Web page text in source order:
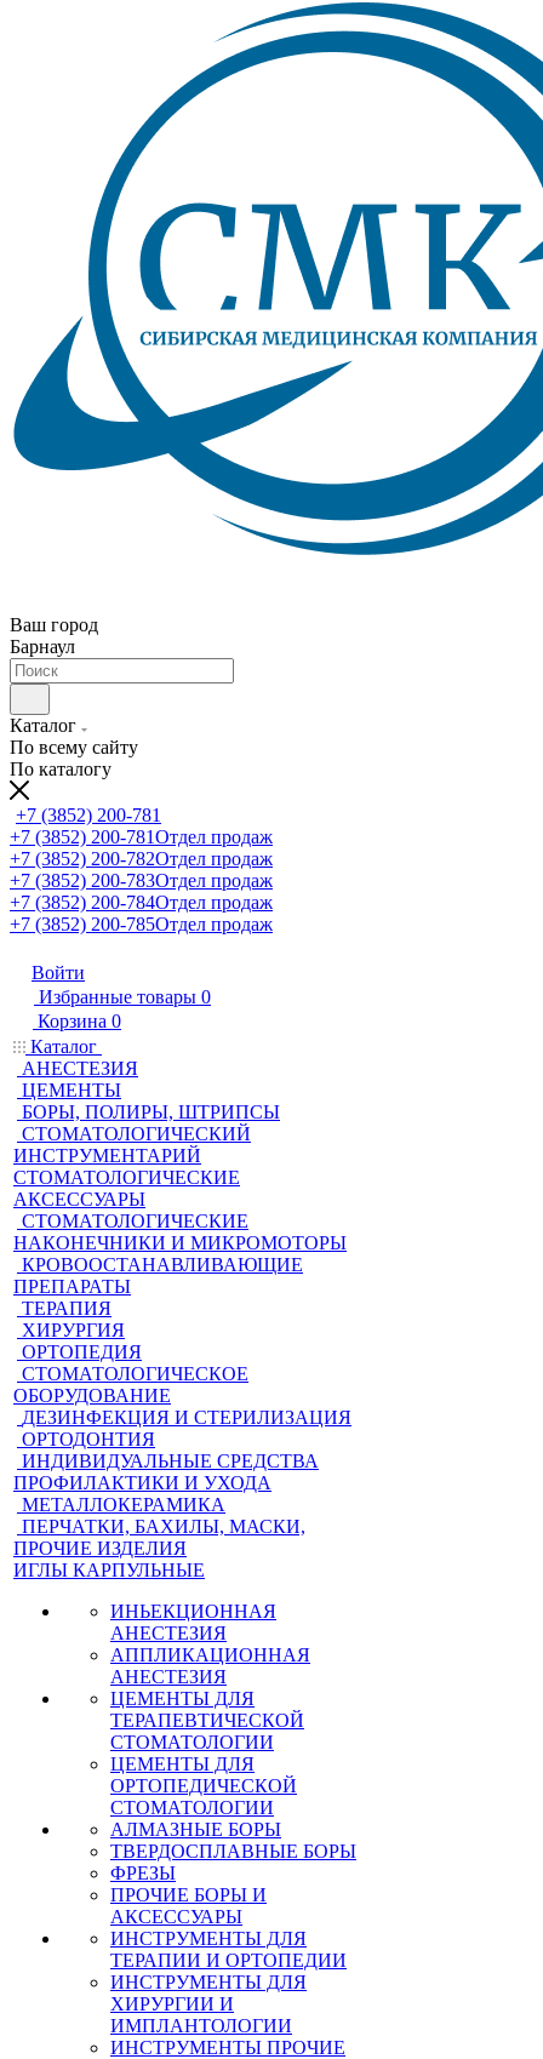
Ваш город
Барнаул
Каталог
По всему сайту
По каталогу
+7 (3852) 200-781
+7 (3852) 200-781Отдел продаж
+7 (3852) 200-782Отдел продаж
+7 (3852) 200-783Отдел продаж
+7 (3852) 200-784Отдел продаж
+7 (3852) 200-785Отдел продаж
Войти
Избранные товары 0
Корзина 0
Каталог
АНЕСТЕЗИЯ
ЦЕМЕНТЫ
БОРЫ, ПОЛИРЫ, ШТРИПСЫ
СТОМАТОЛОГИЧЕСКИЙ
ИНСТРУМЕНТАРИЙ
СТОМАТОЛОГИЧЕСКИЕ
АКСЕССУАРЫ
СТОМАТОЛОГИЧЕСКИЕ
НАКОНЕЧНИКИ И МИКРОМОТОРЫ
КРОВООСТАНАВЛИВАЮЩИЕ
ПРЕПАРАТЫ
ТЕРАПИЯ
ХИРУРГИЯ
ОРТОПЕДИЯ
СТОМАТОЛОГИЧЕСКОЕ
ОБОРУДОВАНИЕ
ДЕЗИНФЕКЦИЯ И СТЕРИЛИЗАЦИЯ
ОРТОДОНТИЯ
ИНДИВИДУАЛЬНЫЕ СРЕДСТВА
ПРОФИЛАКТИКИ И УХОДА
МЕТАЛЛОКЕРАМИКА
ПЕРЧАТКИ, БАХИЛЫ, МАСКИ,
ПРОЧИЕ ИЗДЕЛИЯ
ИГЛЫ КАРПУЛЬНЫЕ
ИНЬЕКЦИОННАЯ
АНЕСТЕЗИЯ
АППЛИКАЦИОННАЯ
АНЕСТЕЗИЯ
ЦЕМЕНТЫ ДЛЯ
ТЕРАПЕВТИЧЕСКОЙ
СТОМАТОЛОГИИ
ЦЕМЕНТЫ ДЛЯ
ОРТОПЕДИЧЕСКОЙ
СТОМАТОЛОГИИ
АЛМАЗНЫЕ БОРЫ
ТВЕРДОСПЛАВНЫЕ БОРЫ
ФРЕЗЫ
ПРОЧИЕ БОРЫ И
АКСЕССУАРЫ
ИНСТРУМЕНТЫ ДЛЯ
ТЕРАПИИ И ОРТОПЕДИИ
ИНСТРУМЕНТЫ ДЛЯ
ХИРУРГИИ И
ИМПЛАНТОЛОГИИ
ИНСТРУМЕНТЫ ПРОЧИЕ